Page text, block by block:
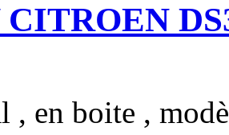
, en boite ,